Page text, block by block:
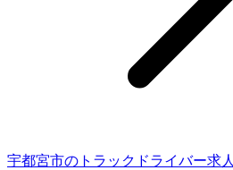
宇都宮市のトラックドライバー求人